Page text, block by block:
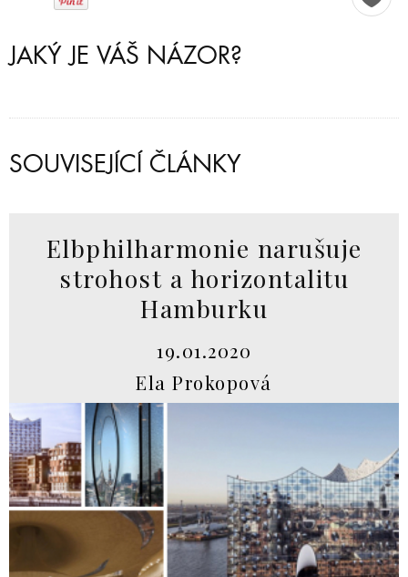
JAKÝ JE VÁŠ NÁZOR?
SOUVISEJÍCÍ ČLÁNKY
Elbphilharmonie narušuje
strohost a horizontalitu
Hamburku
19.01.2020
Ela Prokopová